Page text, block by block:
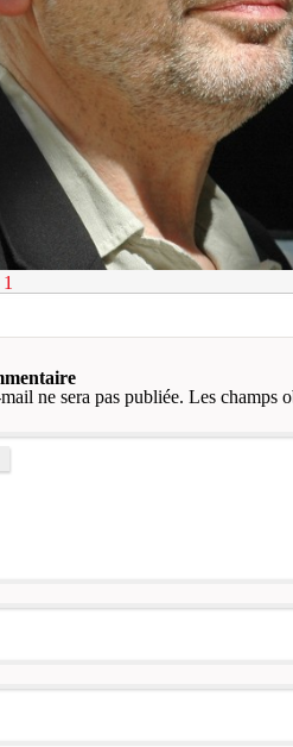
ne sera pas publiée. Les champs